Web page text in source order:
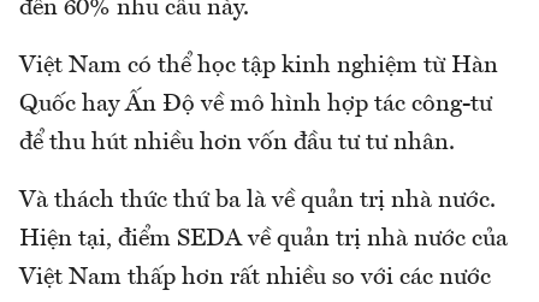
đến 60% nhu cầu này.
Việt Nam có thể học tập kinh nghiệm từ Hàn
Quốc hay Ấn Độ về mô hình hợp tác công-tư
để thu hút nhiều hơn vốn đầu tư tư nhân.
Và thách thức thứ ba là về quản trị nhà nước.
Hiện tại, điểm SEDA về quản trị nhà nước của
Việt Nam thấp hơn rất nhiều so với các nước